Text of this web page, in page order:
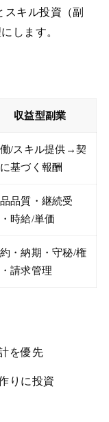
キル投資（副
します。
収益型副業
/スキル提供→契
基づく報酬
品質・継続受
時給/単価
・納期・守秘/権
請求管理
を優先
りに投資